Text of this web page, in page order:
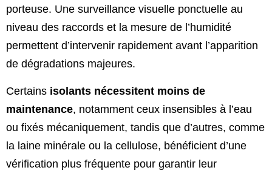
porteuse. Une surveillance visuelle ponctuelle au
niveau des raccords et la mesure de l’humidité
permettent d’intervenir rapidement avant l’apparition
de dégradations majeures.
Certains isolants nécessitent moins de
maintenance, notamment ceux insensibles à l’eau
ou fixés mécaniquement, tandis que d’autres, comme
la laine minérale ou la cellulose, bénéficient d’une
vérification plus fréquente pour garantir leur